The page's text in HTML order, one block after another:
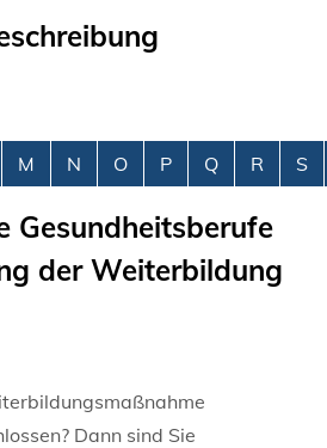
überspringen
M N O P Q R S
Gesundheitsberufe
der Weiterbildung
Dann sind Sie